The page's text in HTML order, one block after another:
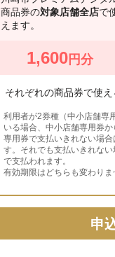
商品券の対象店舗全店で
えます。
1,600円分
それぞれの商品券で使
利用者が2券種（中小店舗専
いる場合、中小店舗専用券
専用券で支払いきれない場
す。それでも支払いきれな
で支払われます。
有効期限はどちらも変わりま
申